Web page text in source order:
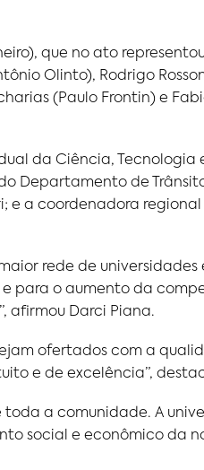
que no ato
Olinto), Rodrigo
(Paulo Frontin) e
da Ciência, Tecnologia
Departamento de
e a coordenadora
rede de universidades
para o aumento da
afirmou Darci Piana.
ofertados com a
e de excelência”,
toda a comunidade. A
social e econômico da